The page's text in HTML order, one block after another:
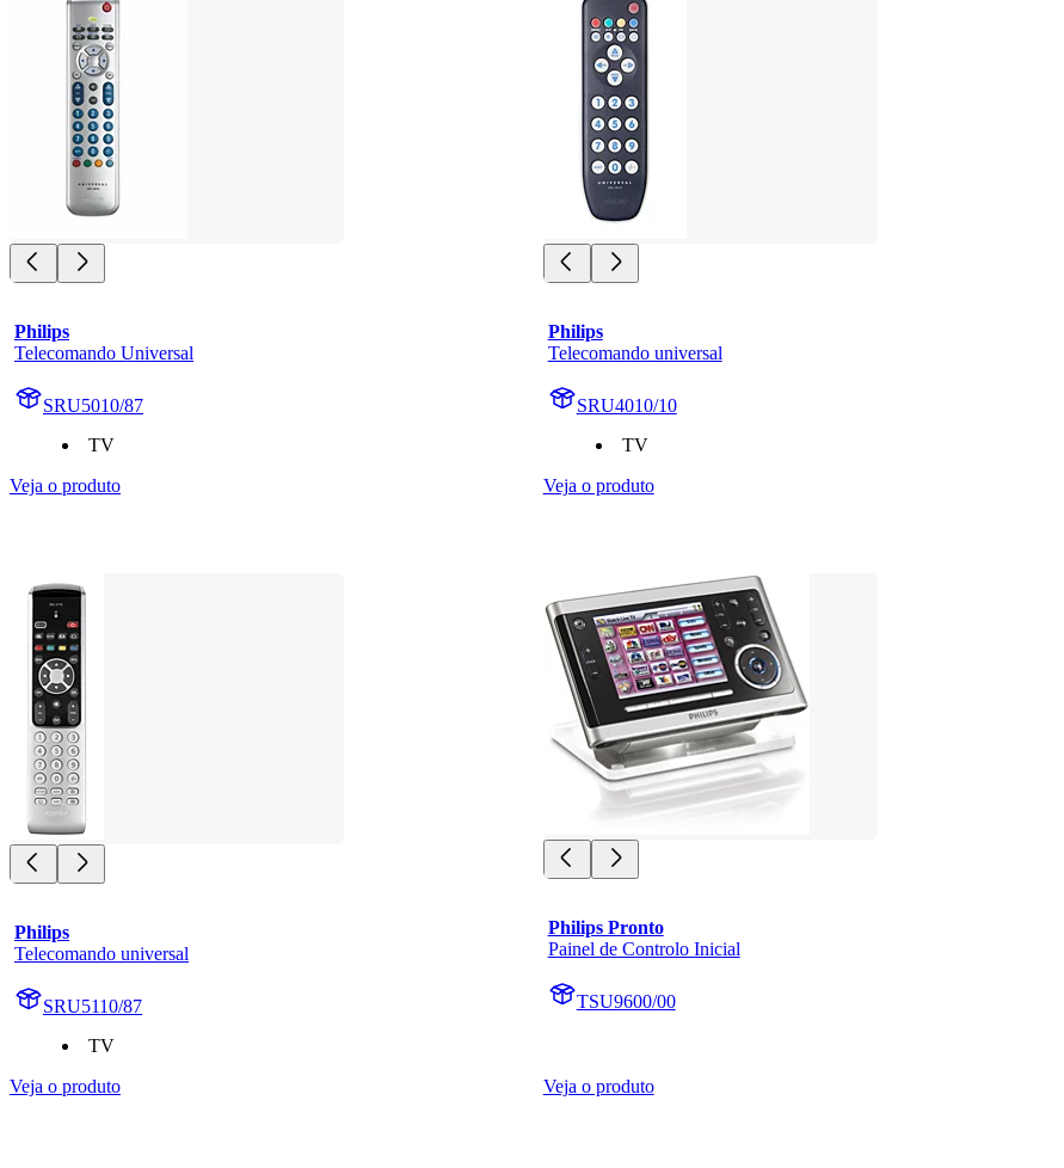
Philips
Telecomando Universal
SRU5010/87
TV
Veja o produto
Philips
Telecomando universal
SRU4010/10
TV
Veja o produto
Philips
Telecomando universal
SRU5110/87
TV
Veja o produto
Philips Pronto
Painel de Controlo Inicial
TSU9600/00
Veja o produto